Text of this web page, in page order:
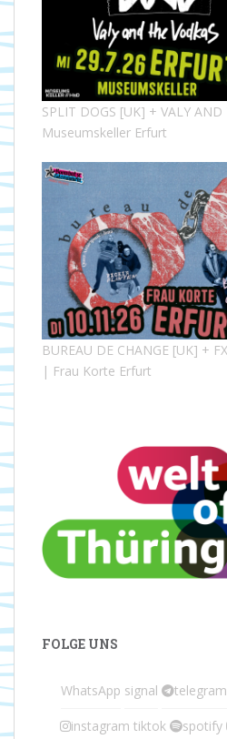
SPLIT DOGS [UK] + VALY
Museumskeller Erfurt
BUREAU DE CHANGE [UK] +
| Frau Korte Erfurt
FOLGE UNS
WhatsApp signal telegram
instagram tiktok spotify